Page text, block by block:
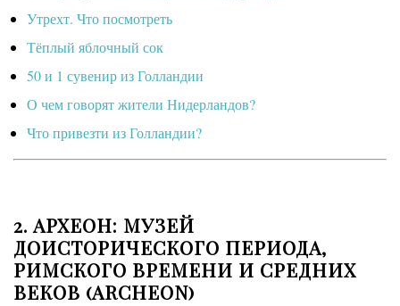
Утрехт. Что посмотреть
Тёплый яблочный сок
50 и 1 сувенир из Голландии
О чем говорят жители Нидерландов?
Что привезти из Голландии?
2. АРХЕОН: МУЗЕЙ
ДОИСТОРИЧЕСКОГО ПЕРИОДА,
РИМСКОГО ВРЕМЕНИ И СРЕДНИХ
ВЕКОВ (ARCHEON)